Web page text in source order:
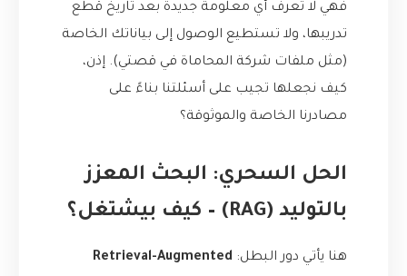
فهي لا تعرف أي معلومة جديدة بعد تاريخ قطع
تدريبها، ولا تستطيع الوصول إلى بياناتك الخاصة
(مثل ملفات شركة المحاماة في قصتي). إذن،
كيف نجعلها تجيب على أسئلتنا بناءً على
مصادرنا الخاصة والموثوقة؟
الحل السحري: البحث المعزز
بالتوليد (RAG) – كيف بيشتغل؟
هنا يأتي دور البطل: Retrieval-Augmented